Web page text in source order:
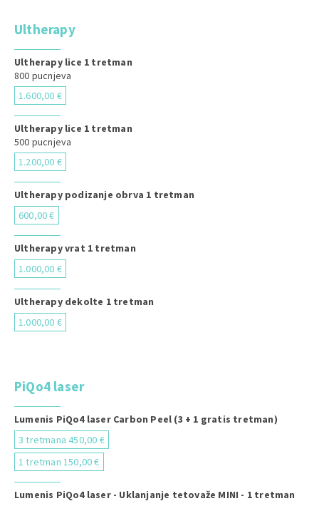
Ultherapy
Ultherapy lice 1 tretman
800 pucnjeva
1.600,00 €
Ultherapy lice 1 tretman
500 pucnjeva
1.200,00 €
Ultherapy podizanje obrva 1 tretman
600,00 €
Ultherapy vrat 1 tretman
1.000,00 €
Ultherapy dekolte 1 tretman
1.000,00 €
PiQo4 laser
Lumenis PiQo4 laser Carbon Peel (3 + 1 gratis tretman)
3 tretmana 450,00 €
1 tretman 150,00 €
Lumenis PiQo4 laser - Uklanjanje tetovaže MINI - 1 tretman